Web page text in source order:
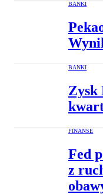
BANKI
BANKI
Zysk
FINANSE
Fed
z